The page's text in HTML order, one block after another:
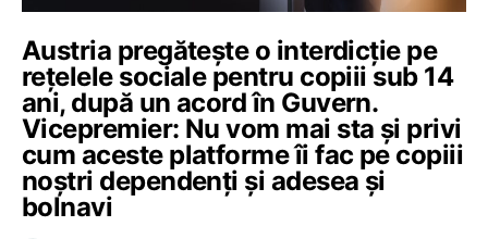
Austria pregătește o interdicție pe
rețelele sociale pentru copiii sub 14
ani, după un acord în Guvern.
Vicepremier: Nu vom mai sta și privi
cum aceste platforme îi fac pe copiii
noștri dependenți și adesea și
bolnavi